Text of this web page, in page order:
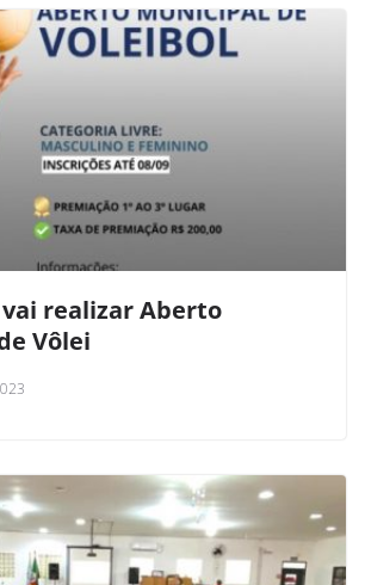
realizar Aberto
Vôlei